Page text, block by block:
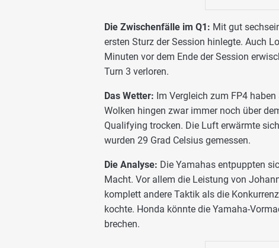
Die Zwischenfälle im Q1: Mit gut
ersten Sturz der Session hinlegte. Auch
Minuten vor dem Ende der Session
Turn 3 verloren.
Das Wetter: Im Vergleich zum FP4
Wolken hingen zwar immer noch über
Qualifying trocken. Die Luft erwärmte
wurden 29 Grad Celsius gemessen.
Die Analyse: Die Yamahas entpuppten
Macht. Vor allem die Leistung von
komplett andere Taktik als die
kochte. Honda könnte die Yamaha-
brechen.